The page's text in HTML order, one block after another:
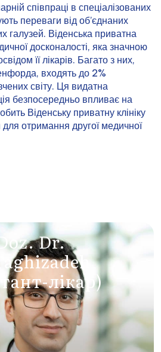
співпраці в спеціалізованих
переваги від об’єднаних
галузей. Віденська приватна
досконалості, яка значною
її лікарів. Багато з них,
входять до 2%
світу. Ця видатна
безпосередньо впливає на
Віденську приватну клініку
отримання другої медичної
Dr.
лікар)